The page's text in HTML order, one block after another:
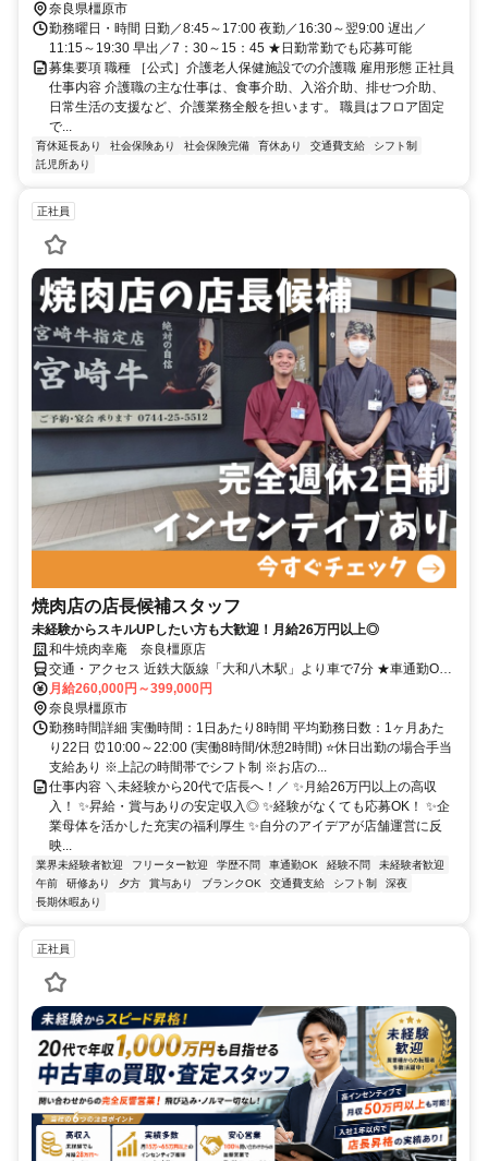
内・県外から幅広く通勤されています。
奈良県橿原市
勤務曜日・時間 日勤／8:45～17:00 夜勤／16:30～翌9:00 遅出／
11:15～19:30 早出／7：30～15：45 ★日勤常勤でも応募可能
募集要項 職種 ［公式］介護老人保健施設での介護職 雇用形態 正社員
仕事内容 介護職の主な仕事は、食事介助、入浴介助、排せつ介助、
日常生活の支援など、介護業務全般を担います。 職員はフロア固定
で...
育休延長あり 社会保険あり 社会保険完備 育休あり 交通費支給
シフト制
託児所あり
正社員
焼肉店の店長候補スタッフ
未経験からスキルUPしたい方も大歓迎！月給26万円以上◎
和牛焼肉幸庵 奈良橿原店
交通・アクセス 近鉄大阪線「大和八木駅」より車で7分 ★車通勤OK
★交通費規定支給
月給260,000円～399,000円
奈良県橿原市
勤務時間詳細 実働時間：1日あたり8時間 平均勤務日数：1ヶ月あた
り22日 ⏰10:00～22:00 (実働8時間/休憩2時間) ⭐休日出勤の場合手当
支給あり ※上記の時間帯でシフト制 ※お店の...
仕事内容 ＼未経験から20代で店長へ！／ ✨月給26万円以上の高収
入！ ✨昇給・賞与ありの安定収入◎ ✨経験がなくても応募OK！ ✨企
業母体を活かした充実の福利厚生 ✨自分のアイデアが店舗運営に反
映...
業界未経験者歓迎 フリーター歓迎 学歴不問 車通勤OK 経験不問
未経験者歓迎
午前
研修あり 夕方 賞与あり ブランクOK 交通費支給 シフト制
深夜
長期休暇あり
正社員